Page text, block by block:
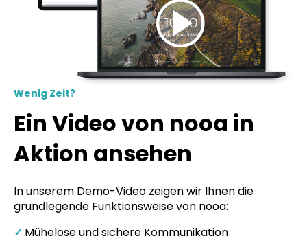
Wenig Zeit?
Ein Video von nooa in
Aktion ansehen
In unserem Demo-Video zeigen wir Ihnen die
grundlegende Funktionsweise von nooa:
✓ Mühelose und sichere Kommunikation